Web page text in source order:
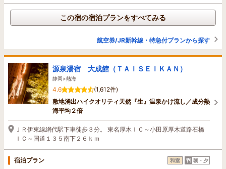
この宿の宿泊プランをすべてみる
航空券/JR新幹線・特急付プランから探す
源泉湯宿 大成館（ＴＡＩＳＥＩＫＡＮ）
静岡>熱海
4.6
(1,612件)
敷地湧出ハイクオリティ天然『生』温泉かけ流し／成分熱
海平均２倍
ＪＲ伊東線網代駅下車徒歩３分。 東名厚木ＩＣ～小田原厚木道路石橋
ＩＣ～国道１３５南下２６ｋｍ
宿泊プラン 和室 朝・夕